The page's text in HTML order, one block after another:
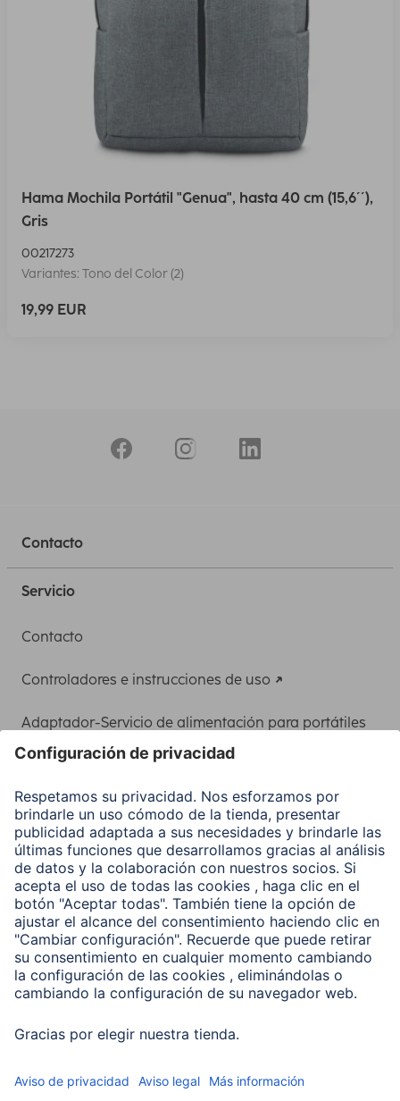
Hama Mochila Portátil "Genua", hasta 40 cm (15,6´´),
Gris
00217273
Variantes: Tono del Color (2)
19,99 EUR
Contacto
Servicio
Contacto
Controladores e instrucciones de uso
Adaptador-Servicio de alimentación para portátiles
Clientes online
Conviértete en distribuidor
Compañía
Historia de la empresa
Hama en todo el Mundo
Sostenibilidad
Business-Portal